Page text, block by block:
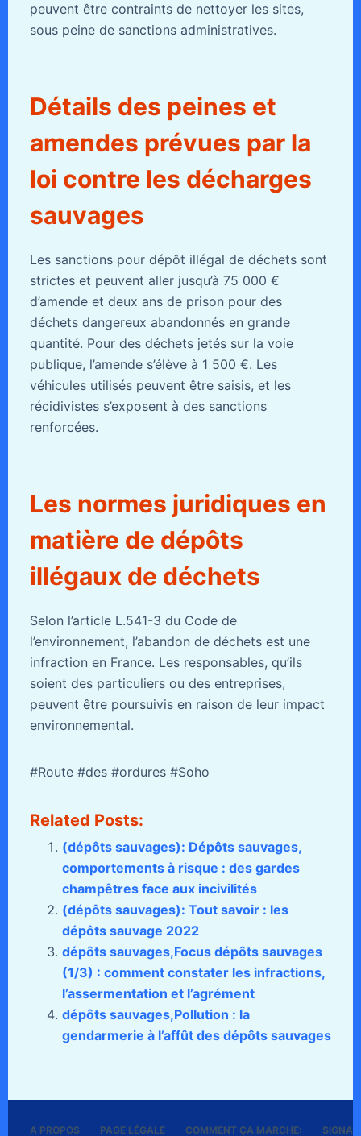
peuvent être contraints de nettoyer les sites,
sous peine de sanctions administratives.
Détails des peines et
amendes prévues par la
loi contre les décharges
sauvages
Les sanctions pour dépôt illégal de déchets sont
strictes et peuvent aller jusqu’à 75 000 €
d’amende et deux ans de prison pour des
déchets dangereux abandonnés en grande
quantité. Pour des déchets jetés sur la voie
publique, l’amende s’élève à 1 500 €. Les
véhicules utilisés peuvent être saisis, et les
récidivistes s’exposent à des sanctions
renforcées.
Les normes juridiques en
matière de dépôts
illégaux de déchets
Selon l’article L.541-3 du Code de
l’environnement, l’abandon de déchets est une
infraction en France. Les responsables, qu’ils
soient des particuliers ou des entreprises,
peuvent être poursuivis en raison de leur impact
environnemental.
#Route #des #ordures #Soho
Related Posts:
(dépôts sauvages): Dépôts sauvages,
comportements à risque : des gardes
champêtres face aux incivilités
(dépôts sauvages): Tout savoir : les
dépôts sauvage 2022
dépôts sauvages,Focus dépôts sauvages
(1/3) : comment constater les infractions,
l’assermentation et l’agrément
dépôts sauvages,Pollution : la
gendarmerie à l’affût des dépôts sauvages
A PROPOS PAGE LÉGALE COMMENT ÇA MARCHE: